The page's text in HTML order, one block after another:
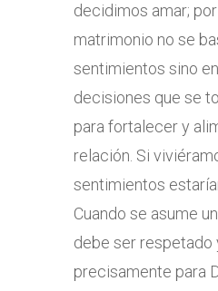
decidimos amar;
matrimonio no se
sentimientos sino
decisiones que se
para fortalecer y
relación. Si
sentimientos
Cuando se asume
debe ser respetado
precisamente para